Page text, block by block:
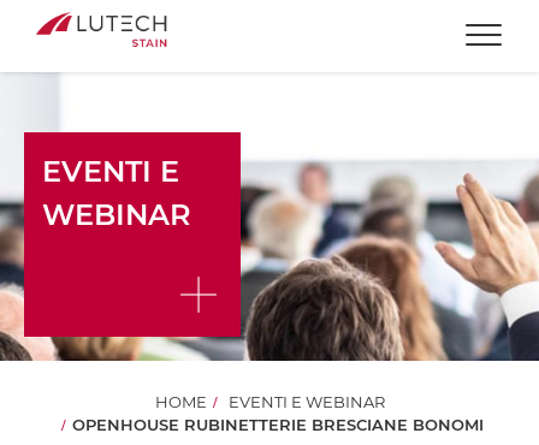
EVENTI E
WEBINAR
HOME
EVENTI E WEBINAR
OPENHOUSE RUBINETTERIE BRESCIANE BONOMI